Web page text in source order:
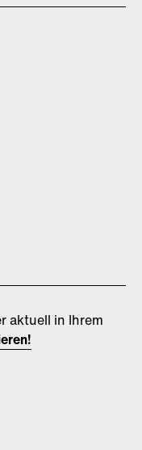
aktuell in Ihrem